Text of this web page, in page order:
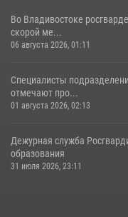
Во Владивостоке
скорой ме...
06 августа 2026, 01:11
Специалисты
отмечают про...
01 августа 2026, 02:13
Дежурная служба
образования
31 июля 2026, 23:11